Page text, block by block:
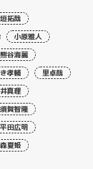
拓哉
小原雅人
熊谷海麗
孝輔
里卓哉
真理
賀智隆
平田広明
森夏姫